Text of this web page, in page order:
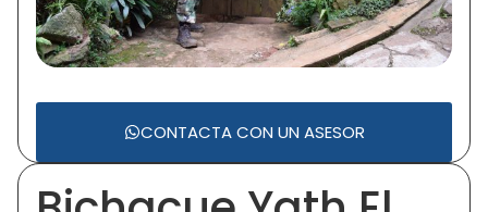
CONTACTA CON UN ASESOR